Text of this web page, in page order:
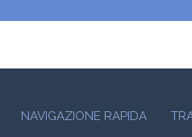
NAVIGAZIONE RAPIDA